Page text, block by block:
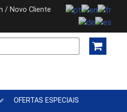
/ Novo Cliente
OFERTAS ESPECIAIS